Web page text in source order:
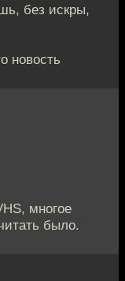
без искры,
новость
многое
было.